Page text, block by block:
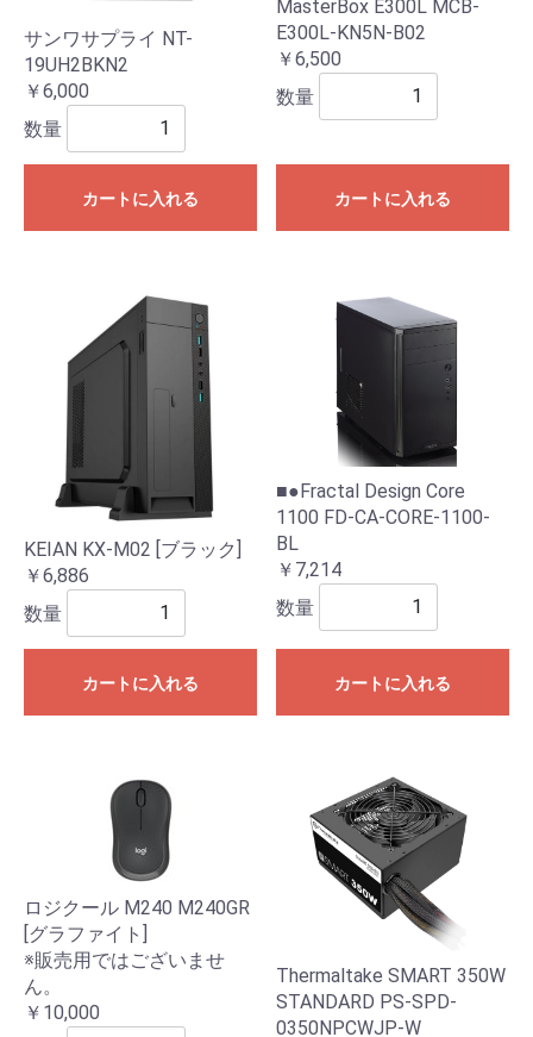
サンワサプライ NT-
19UH2BKN2
￥6,000
数量
カートに入れる
MasterBox E300L MCB-
E300L-KN5N-B02
￥6,500
数量
カートに入れる
KEIAN KX-M02 [ブラック]
￥6,886
数量
カートに入れる
■●Fractal Design Core
1100 FD-CA-CORE-1100-
BL
￥7,214
数量
カートに入れる
ロジクール M240 M240GR
[グラファイト]
※販売用ではございませ
ん。
￥10,000
Thermaltake SMART 350W
STANDARD PS-SPD-
0350NPCWJP-W